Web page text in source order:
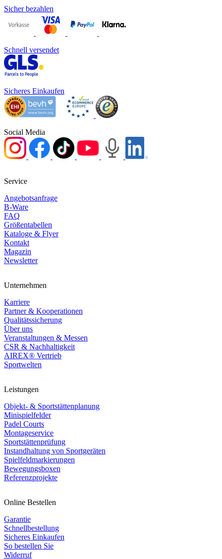
Sicher bezahlen
Schnell versendet
Sicheres Einkaufen
Social Media
Service
Angebotsanfrage
B-Ware
FAQ
Größentabellen
Kataloge & Flyer
Kontakt
Magazin
Newsletter
Unternehmen
Karriere
Partner & Kooperationen
Qualitätssicherung
Über uns
Veranstaltungen & Messen
CSR & Nachhaltigkeit
AIREX® Vertrieb
Sportwelten
Leistungen
Objekt- & Sportstättenplanung
Minispielfelder
Padel Courts
Montageservice
Sportstättenprüfung
Instandhaltung von Sportgeräten
Spielfeldmarkierungen
Bewegungsboxen
Referenzprojekte
Online Bestellen
Garantie
Schnellbestellung
Sicheres Einkaufen
So bestellen Sie
Widerruf